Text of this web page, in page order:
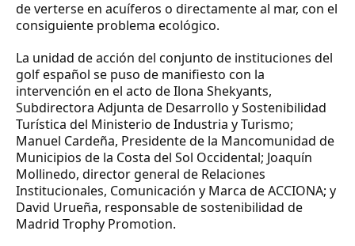
de verterse en acuíferos o directamente al mar, con el
consiguiente problema ecológico.
La unidad de acción del conjunto de instituciones del
golf español se puso de manifiesto con la
intervención en el acto de Ilona Shekyants,
Subdirectora Adjunta de Desarrollo y Sostenibilidad
Turística del Ministerio de Industria y Turismo;
Manuel Cardeña, Presidente de la Mancomunidad de
Municipios de la Costa del Sol Occidental; Joaquín
Mollinedo, director general de Relaciones
Institucionales, Comunicación y Marca de ACCIONA; y
David Urueña, responsable de sostenibilidad de
Madrid Trophy Promotion.